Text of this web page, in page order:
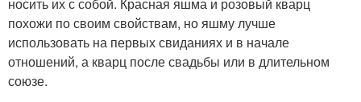
носить их с собой. Красная яшма и розовый кварц
похожи по своим свойствам, но яшму лучше
использовать на первых свиданиях и в начале
отношений, а кварц после свадьбы или в длительном
союзе.